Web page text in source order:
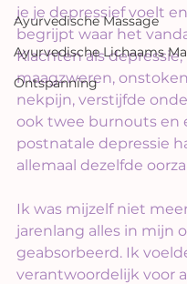
Ayurvedische Massage
Ayurvedische Lichaams
Ontspanning
je je depressief voelt
begrijpt waar het
Klachten als depressie,
maagzweren,
nekpijn, verstijfde
ook twee burnouts en
postnatale depressie
allemaal dezelfde
Ik was mijzelf niet
jarenlang alles in mijn
geabsorbeerd. Ik
verantwoordelijk voor